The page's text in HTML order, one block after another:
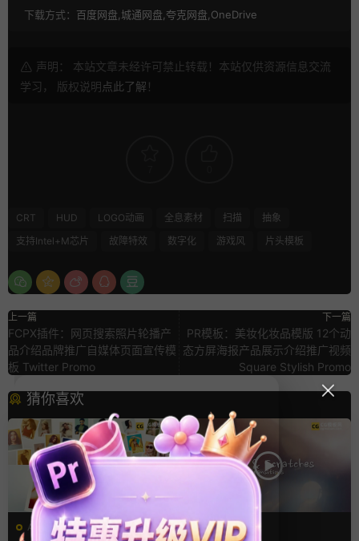
下载方式： 百度网盘,城通网盘,夸克网盘,OneDrive
声明： 本站文章未经许可禁止转载！本站仅供资源信息交流
学习， 版权说明点此了解 ！
CRT HUD LOGO动画 全息素材 扫描
抽象
支持Intel+M芯片
故障特效 数字化 游戏风 片头模板
上一篇
FCPX插件：网页搜索照片轮播产
品介绍品牌推广自媒体页面宣传模
板 Twitter Promo
下一篇
PR模板：美妆化妆品模版 12个动
态方屏海报产品展示介绍推广视频
Square Stylish Promo
猜你喜欢
AE模板 FCPX转场